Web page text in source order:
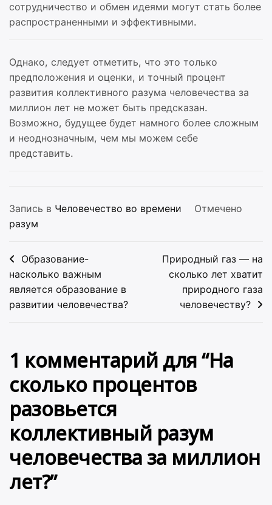
сотрудничество и обмен идеями могут стать более
распространенными и эффективными.
Однако, следует отметить, что это только
предположения и оценки, и точный процент
развития коллективного разума человечества за
миллион лет не может быть предсказан.
Возможно, будущее будет намного более сложным
и неоднозначным, чем мы можем себе
представить.
Запись в Человечество во времени
Отмечено
разум
Навигация
по
записям
Образование-
насколько важным
является образование в
развитии человечества?
Природный газ — на
сколько лет хватит
природного газа
человечеству?
1 комментарий для “На
сколько процентов
разовьется
коллективный разум
человечества за миллион
лет?”